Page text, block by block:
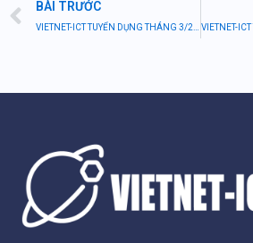
BÀI TRƯỚC
VIETNET-ICT TUYỂN DỤNG THÁNG 3/2025